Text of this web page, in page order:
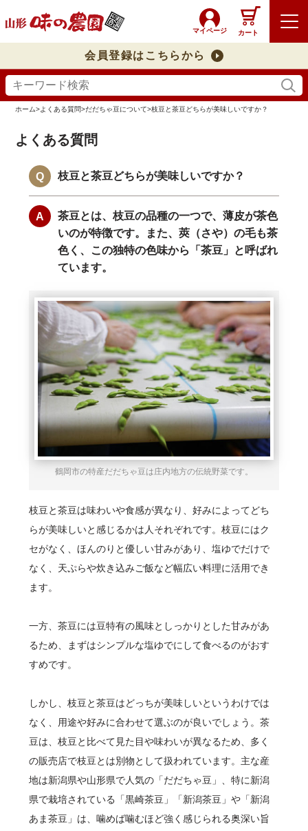
マイページ カート
会員登録はこちらから
ホーム>よくある質問>だだちゃ豆について>枝豆と茶豆どちらが美味しいですか？
よくある質問
枝豆と茶豆どちらが美味しいですか？
茶豆とは、枝豆の品種の一つで、薄皮が茶色
いのが特徴です。また、莢（さや）の毛も茶
色く、この独特の色味から「茶豆」と呼ばれ
ています。
鶴岡市の特産だだちゃ豆は庄内地方の伝統野菜です。
枝豆と茶豆は味わいや食感が異なり、好みによってどち
らが美味しいと感じるかは人それぞれです。枝豆にはク
セがなく、ほんのりと優しい甘みがあり、塩ゆでだけで
なく、天ぷらや炊き込みご飯など幅広い料理に活用でき
ます。
一方、茶豆には豆特有の風味としっかりとした甘みがあ
るため、まずはシンプルな塩ゆでにして食べるのがおす
すめです。
しかし、枝豆と茶豆はどっちが美味しいというわけでは
なく、用途や好みに合わせて選ぶのが良いでしょう。茶
豆は、枝豆と比べて見た目や味わいが異なるため、多く
の販売店で枝豆とは別物として扱われています。主な産
地は新潟県や山形県で人気の「だだちゃ豆」、特に新潟
県で栽培されている「黒崎茶豆」「新潟茶豆」や「新潟
あま茶豆」は、噛めば噛むほど強く感じられる奥深い旨